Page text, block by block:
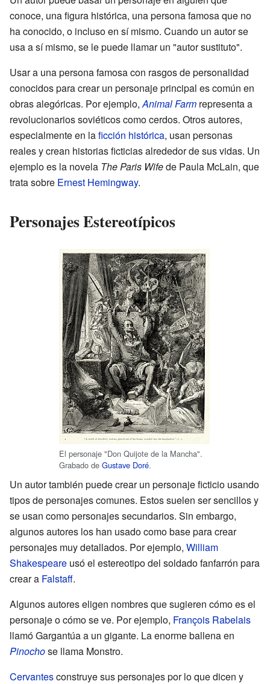
conoce, una figura histórica, una persona famosa que no
ha conocido, o incluso en sí mismo. Cuando un autor se
usa a sí mismo, se le puede llamar un "autor sustituto".
Usar a una persona famosa con rasgos de personalidad
conocidos para crear un personaje principal es común en
obras alegóricas. Por ejemplo,Animal Farm representa a
revolucionarios soviéticos como cerdos. Otros autores,
especialmente en laficción histórica, usan personas
reales y crean historias ficticias alrededor de sus vidas. Un
ejemplo es la novela The Paris Wifede Paula McLain, que
trata sobre Ernest Hemingway.
Personajes Estereotípicos
El personaje "Don Quijote de la Mancha".
Grabado de Gustave Doré.
Un autor también puede crear un personaje ficticio usando
tipos de personajes comunes. Estos suelen ser sencillos y
se usan como personajes secundarios. Sin embargo,
algunos autores los han usado como base para crear
personajes muy detallados. Por ejemplo, William
Shakespeare usó el estereotipo del soldado fanfarrón para
crear a Falstaff.
Algunos autores eligen nombres que sugieren cómo es el
personaje o cómo se ve. Por ejemplo, François Rabelais
llamó Gargantúa a un gigante. La enorme ballena en
Pinochose llama Monstro.
Cervantesconstruye sus personajes por lo que dicen y